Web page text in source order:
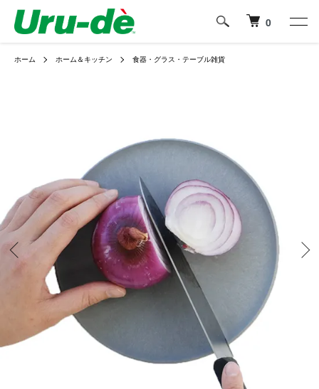
0
ホーム ホーム＆キッチン 食器・グラス・テーブル雑貨